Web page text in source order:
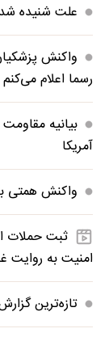
علت شنیده
واکنش
رسما اعلام می‌کنم
بیانیه
آمریکا
واکنش همتی به
ثبت حملات
امنیت به روایت
تازه‌ترین